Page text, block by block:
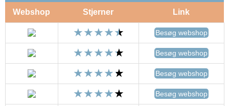
Webshop Stjerner Link
Besøg webshop
Besøg webshop
Besøg webshop
Besøg webshop